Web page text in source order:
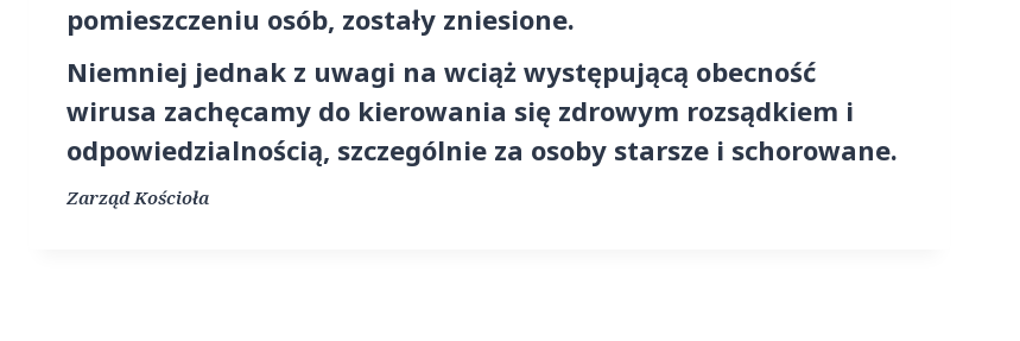
pomieszczeniu osób, zostały zniesione.
Niemniej jednak z uwagi na wciąż występującą obecność
wirusa zachęcamy do kierowania się zdrowym rozsądkiem i
odpowiedzialnością, szczególnie za osoby starsze i schorowane.
Zarząd Kościoła